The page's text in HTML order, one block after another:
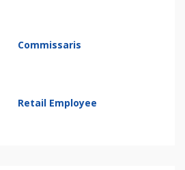
Commissaris
Retail Employee